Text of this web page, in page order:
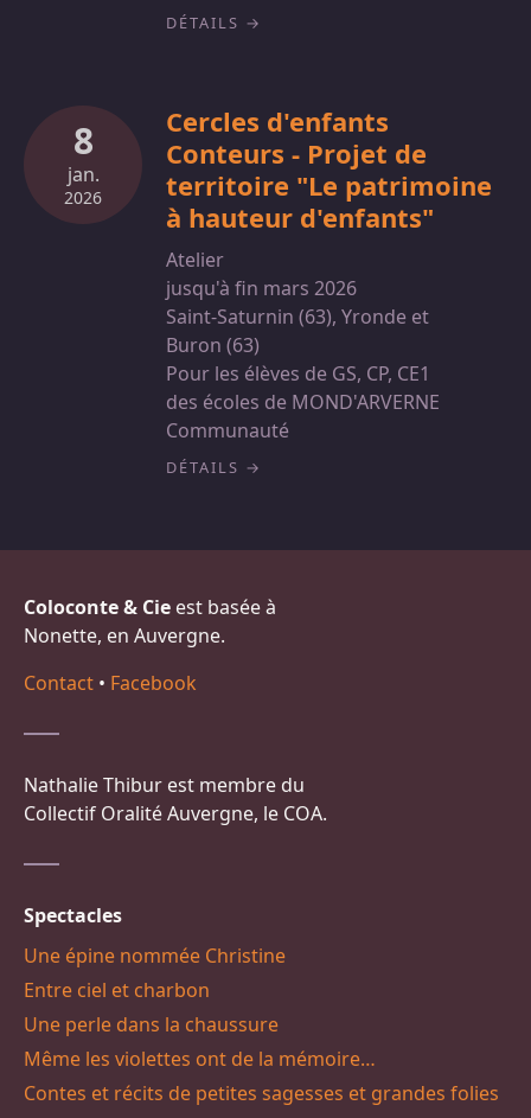
DÉTAILS
8
jan.
2026
Cercles d'enfants
Conteurs - Projet de
territoire "Le patrimoine
à hauteur d'enfants"
Atelier
jusqu'à fin mars 2026
Saint-Saturnin (63), Yronde et
Buron (63)
Pour les élèves de GS, CP, CE1
des écoles de MOND'ARVERNE
Communauté
DÉTAILS
Coloconte & Cie est basée à
Nonette, en Auvergne.
Contact • Facebook
Nathalie Thibur est membre du
Collectif Oralité Auvergne, le COA.
Spectacles
Une épine nommée Christine
Entre ciel et charbon
Une perle dans la chaussure
Même les violettes ont de la mémoire…
Contes et récits de petites sagesses et grandes folies